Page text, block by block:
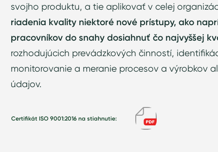
svojho produktu, a tie aplikovať v celej
riadenia kvality niektoré nové prístupy, ako
pracovníkov do snahy dosiahnuť čo najvyššej
rozhodujúcich prevádzkových činností,
monitorovanie a meranie procesov a výrobkov
údajov.
Certifikát ISO 9001:2016 na stiahnutie: